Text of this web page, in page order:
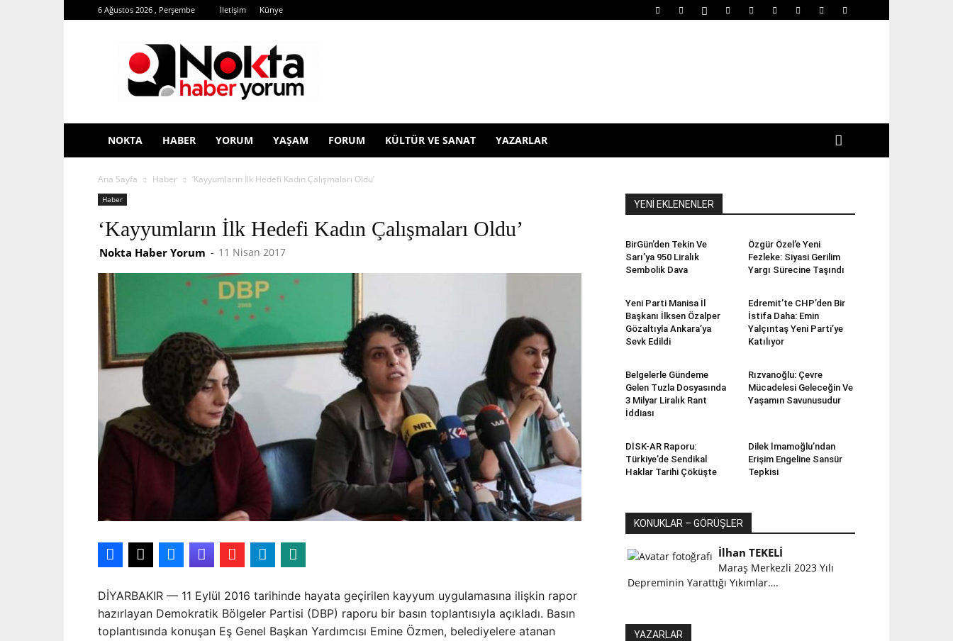
6 Ağustos 2026 , Perşembe İletişim Künye
Nokta
Haber
Yorum
NOKTA HABER YORUM YAŞAM FORUM KÜLTÜR VE SANAT YAZARLAR
Ana Sayfa Haber ‘Kayyumların İlk Hedefi Kadın Çalışmaları Oldu’
Haber
‘Kayyumların İlk Hedefi Kadın Çalışmaları Oldu’
Nokta Haber Yorum - 11 Nisan 2017
DİYARBAKIR — 11 Eylül 2016 tarihinde hayata geçirilen kayyum uygulamasına ilişkin rapor
hazırlayan Demokratik Bölgeler Partisi (DBP) raporu bir basın toplantısıyla açıkladı. Basın
toplantısında konuşan Eş Genel Başkan Yardımcısı Emine Özmen, belediyelere atanan
YENİ EKLENENLER
BirGün’den Tekin Ve
Sarı’ya 950 Liralık
Sembolik Dava
Özgür Özel’e Yeni
Fezleke: Siyasi Gerilim
Yargı Sürecine Taşındı
Yeni Parti Manisa İl
Başkanı İlksen Özalper
Gözaltıyla Ankara’ya
Sevk Edildi
Edremit’te CHP’den Bir
İstifa Daha: Emin
Yalçıntaş Yeni Parti’ye
Katılıyor
Belgelerle Gündeme
Gelen Tuzla Dosyasında
3 Milyar Liralık Rant
İddiası
Rızvanoğlu: Çevre
Mücadelesi Geleceğin Ve
Yaşamın Savunusudur
DİSK-AR Raporu:
Türkiye’de Sendikal
Haklar Tarihi Çöküşte
Dilek İmamoğlu’ndan
Erişim Engeline Sansür
Tepkisi
KONUKLAR – GÖRÜŞLER
İlhan TEKELİ
Maraş Merkezli 2023 Yılı
Depreminin Yarattığı Yıkımlar….
YAZARLAR